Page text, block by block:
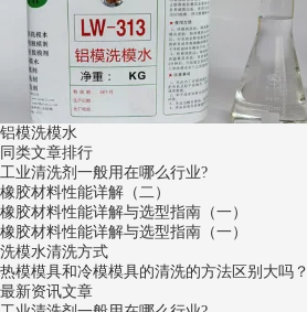
铝模洗模水
同类文章排行
工业清洗剂一般用在哪么行业?
橡胶材料性能详解（二）
橡胶材料性能详解与选型指南（一）
橡胶材料性能详解与选型指南（一）
洗模水清洗方式
热模模具和冷模模具的清洗的方法区别大吗？
最新资讯文章